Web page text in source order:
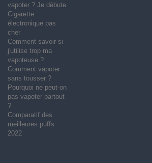
vapoter ? Je débute
Cigarette
électronique pas
cher
Comment savoir si
j'utilise trop ma
vapoteuse ?
Comment vapoter
sans tousser ?
Pourquoi ne peut-on
pas vapoter partout
?
Comparatif des
meilleures puffs
2022